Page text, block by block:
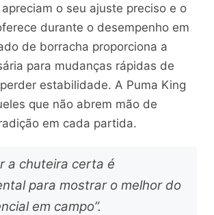
o seu ajuste preciso e o
durante o desempenho em
de borracha proporciona a
para mudanças rápidas de
estabilidade. A Puma King
que não abrem mão de
em cada partida.
a chuteira certa é
para mostrar o melhor do
em campo”.